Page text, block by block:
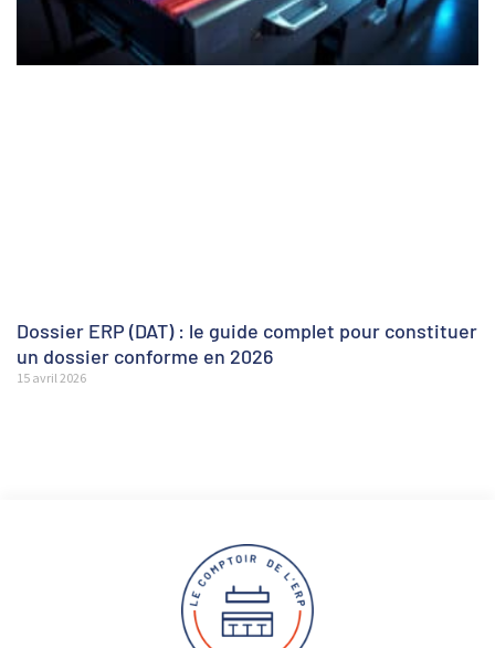
Dossier ERP (DAT) : le guide complet pour constituer
un dossier conforme en 2026
15 avril 2026